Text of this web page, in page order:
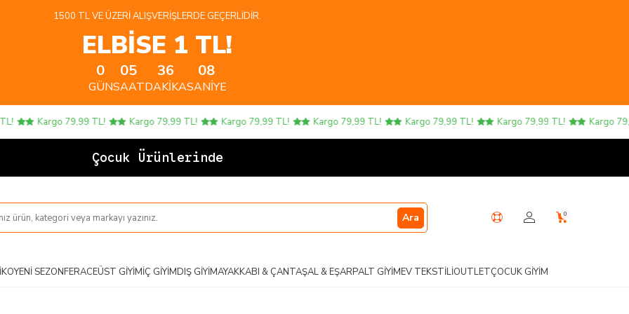
1500 TL VE ÜZERI ALIŞVERIŞLERDE GEÇERLIDIR.
ELBİSE 1 TL!
0
GÜN
05
SAAT
36
DAKIKA
08
SANIYE
Kargo 79,99 TL! Kargo 79,99 TL! Kargo 79,99 TL! Kargo 79,99 TL! Kargo 79,99 TL! Kargo 79,99 TL! Kargo 79,99
Çocuk Ürünlerinde 4 A
Ara 0
YENI SEZONFERACEÜST GIYIMİÇ GIYIMDIŞ GIYIMAYAKKABI & ÇANTAŞAL & EŞARPALT GIYIMEV TEKSTILIOUTLETÇOCUK GIYIM